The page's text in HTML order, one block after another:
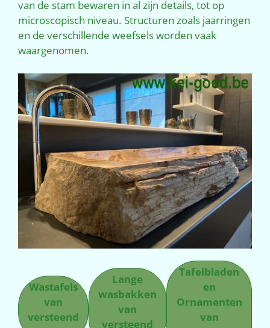
van de stam bewaren in al zijn details, tot op
microscopisch niveau. Structuren zoals jaarringen
en de verschillende weefsels worden vaak
waargenomen.
Wastafels
van
versteend
Lange
wasbakken
van
versteend
Tafelbladen
en
Ornamenten
van